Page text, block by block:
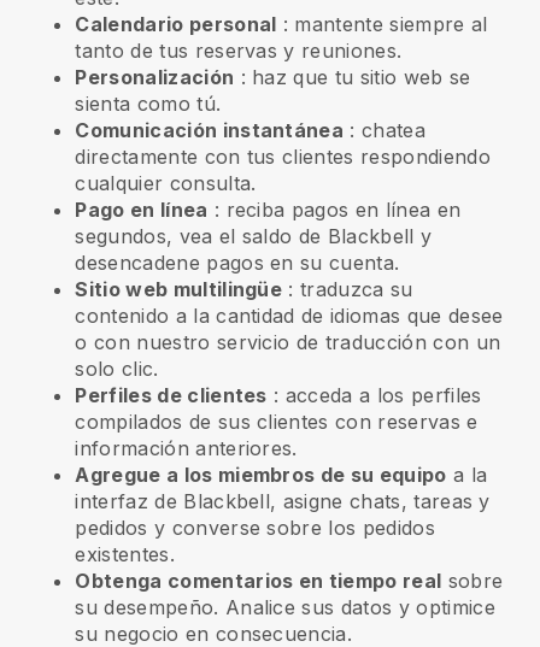
Calendario personal : mantente siempre al
tanto de tus reservas y reuniones.
Personalización : haz que tu sitio web se
sienta como tú.
Comunicación instantánea : chatea
directamente con tus clientes respondiendo
cualquier consulta.
Pago en línea : reciba pagos en línea en
segundos, vea el saldo de Blackbell y
desencadene pagos en su cuenta.
Sitio web multilingüe : traduzca su
contenido a la cantidad de idiomas que desee
o con nuestro servicio de traducción con un
solo clic.
Perfiles de clientes : acceda a los perfiles
compilados de sus clientes con reservas e
información anteriores.
Agregue a los miembros de su equipo a la
interfaz de Blackbell, asigne chats, tareas y
pedidos y converse sobre los pedidos
existentes.
Obtenga comentarios en tiempo real sobre
su desempeño. Analice sus datos y optimice
su negocio en consecuencia.